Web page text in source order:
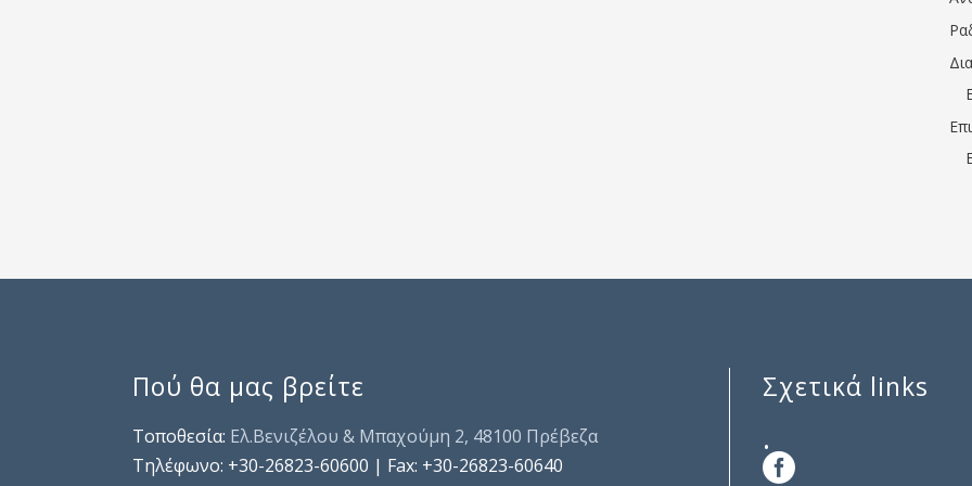
Πού θα μας βρείτε
Τοποθεσία: Ελ.Βενιζέλου & Μπαχούμη 2, 48100 Πρέβεζα
Τηλέφωνo: +30-26823-60600 | Fax: +30-26823-60640
Σχετικά links
.